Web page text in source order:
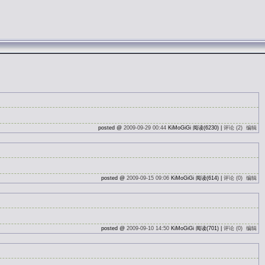
posted @ 2009-09-29 00:44 KiMoGiGi 阅读(6230) | 评论 (2) 编辑
posted @ 2009-09-15 09:06 KiMoGiGi 阅读(614) | 评论 (0) 编辑
posted @ 2009-09-10 14:50 KiMoGiGi 阅读(701) | 评论 (0) 编辑